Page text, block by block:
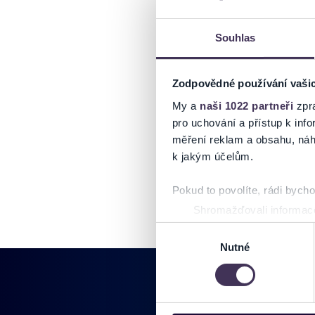
Souhlas
Zodpovědné používání
My a naši 1022 partneři
pro uchování a přístup k
měření reklam a obsahu,
k jakým účelům.
Pokud to povolíte, rádi
Shromažďovali
Identifikovali vaše
Zjistěte více o tom, jak
můžete kdykoliv změnit
souhlasu
Nutné